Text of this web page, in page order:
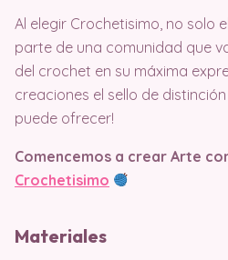
Al elegir Crochetisimo, no solo
parte de una comunidad que
del crochet en su máxima
creaciones el sello de
puede ofrecer!
Comencemos a crear Arte
Crochetisimo
Materiales